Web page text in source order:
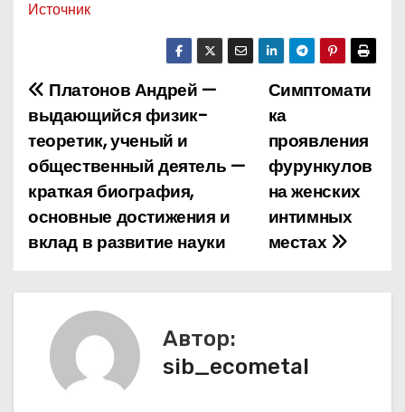
Источник
Н
а
в
и
г
а
Симптомати
ка
проявления
фурункулов
на женских
интимных
местах
Платонов Андрей —
выдающийся физик-
теоретик, ученый и
общественный деятель —
краткая биография,
основные достижения и
вклад в развитие науки
Автор:
sib_ecometal